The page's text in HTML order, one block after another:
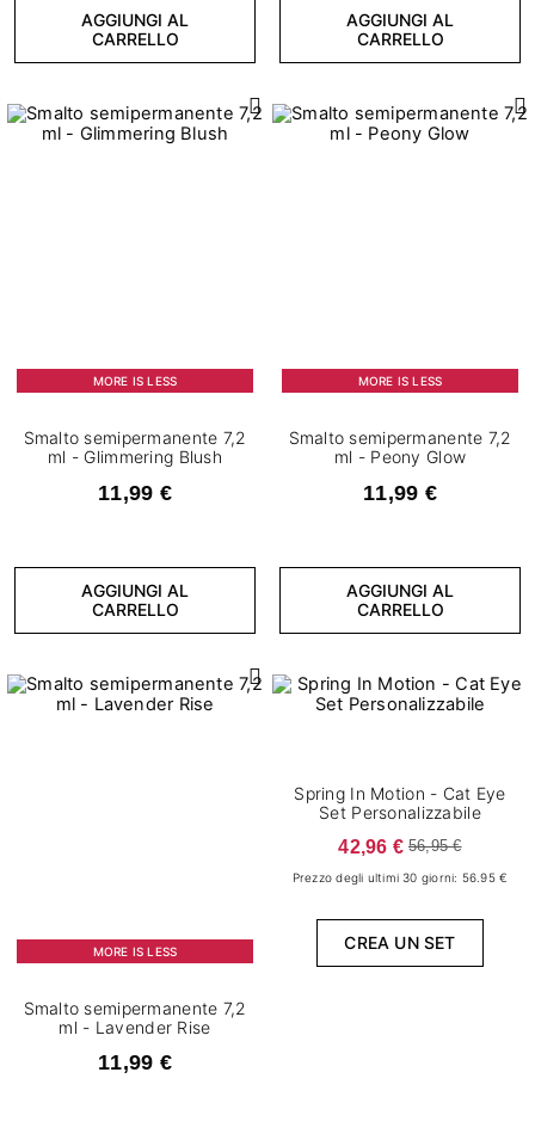
AGGIUNGI AL
CARRELLO
AGGIUNGI AL
CARRELLO
MORE IS LESS
Smalto semipermanente 7,2
ml - Glimmering Blush
11,99 €
AGGIUNGI AL
CARRELLO
MORE IS LESS
Smalto semipermanente 7,2
ml - Peony Glow
11,99 €
AGGIUNGI AL
CARRELLO
MORE IS LESS
Smalto semipermanente 7,2
ml - Lavender Rise
11,99 €
Spring In Motion - Cat Eye
Set Personalizzabile
42,96 € 56,95 €
Prezzo degli ultimi 30 giorni: 56.95 €
CREA UN SET